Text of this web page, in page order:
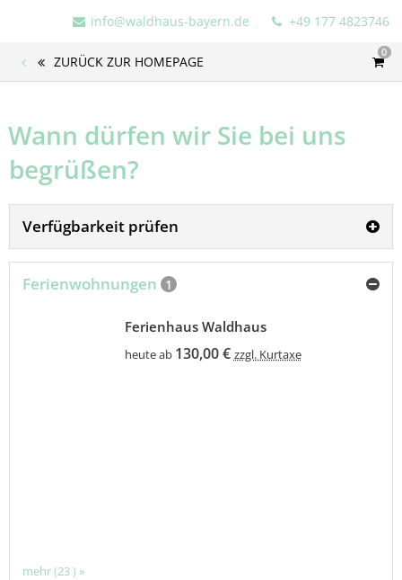
info@waldhaus-bayern.de +49 177 4823746
0
ZURÜCK ZUR HOMEPAGE
dürfen wir Sie bei uns
begrüßen?
Verfügbarkeit prüfen
Ferienwohnungen 1
mehr (23 ) »
Ferienhaus Waldhaus
heute ab 130,00 € zzgl. Kurtaxe